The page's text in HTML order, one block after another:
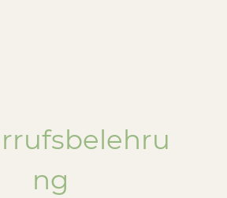
ng